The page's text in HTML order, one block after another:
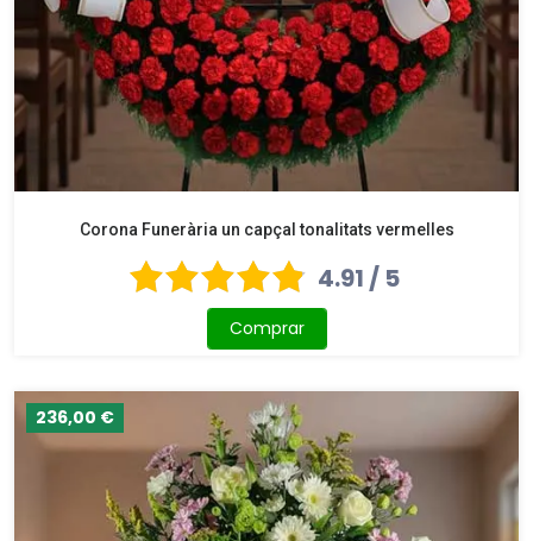
Corona Funerària un capçal tonalitats vermelles
4.91 / 5
Comprar
236,00 €